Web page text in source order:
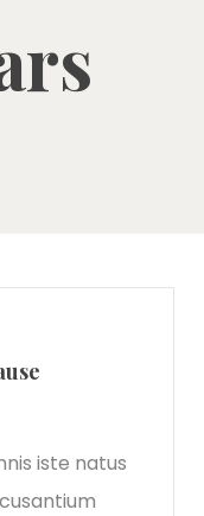
iste natus